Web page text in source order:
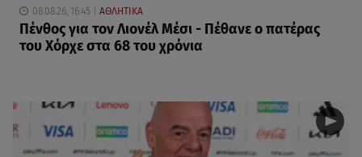
08.08.26, 16:45 ΑΘΛΗΤΙΚΑ
Πένθος για τον Λιονέλ Μέσι - Πέθανε ο πατέρας
του Χόρχε στα 68 του χρόνια